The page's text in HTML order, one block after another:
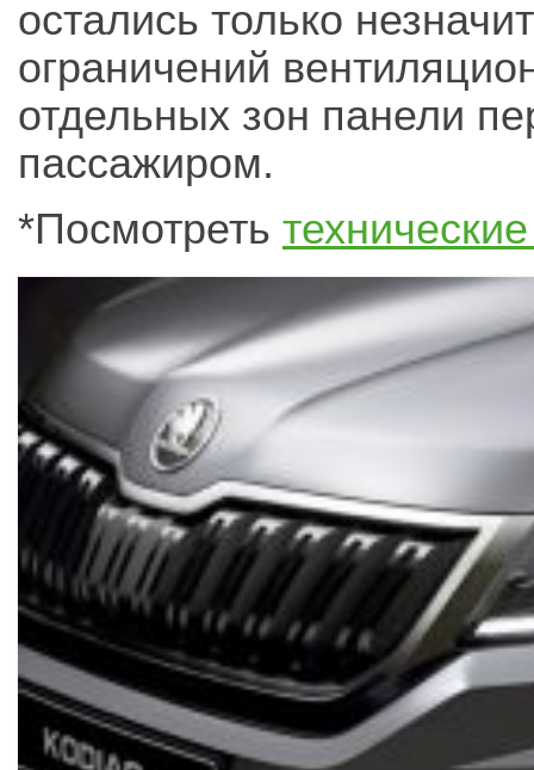
остались только
ограничений
отдельных зон панели
пассажиром.
*Посмотреть